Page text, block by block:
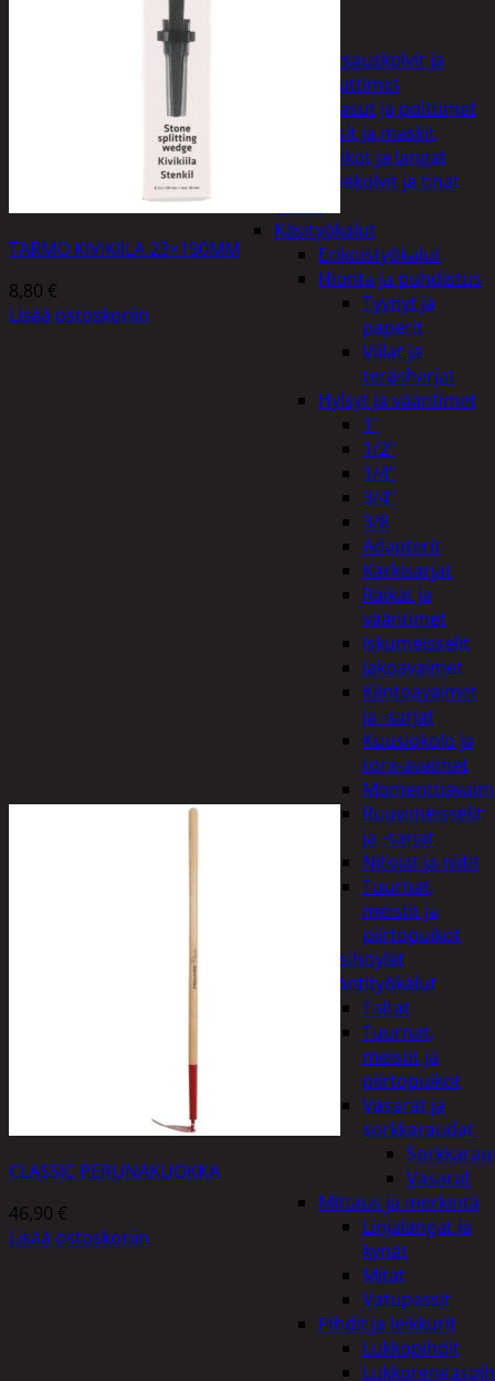
Hitsauskolvit ja
suuttimet
Kaasut ja polttimet
Lasit ja maskit
Puikot ja langat
Tinakolvit ja tinat
Käsityökalut
Erikoistyökalut
Hionta ja puhdistus
Tyynyt ja
paperit
Viilat ja
teräsharjat
Hylsyt ja vääntimet
1"
1/2"
1/4"
3/4"
3/8
Adapterit
Kärkisarjat
Räikät ja
vääntimet
Iskumeisselit
Jakoavaimet
Kiintoavaimet
ja -sarjat
Kuusiokolo ja
torx-avaimet
Ruuvimeisselit
ja -sarjat
Nitojat ja niitit
Tuurnat,
meistit ja
piirtopuikot
Käsihöylät
Lyöntityökalut
Taltat
Tuurnat,
meistit ja
piirtopuikot
Vasarat ja
sorkkaraudat
Vasarat
Mittaus ja merkintä
Linjalangat ja
kynät
Mitat
Vatupassit
Pihdit ja leikkurit
Lukkopihdit
TARMO KIVIKIILA 23×190MM
8,80 €
Lisää ostoskoriin
CLASSIC PERUNAKUOKKA
46,90 €
Lisää ostoskoriin